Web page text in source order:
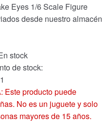
Eyes 1/6 Scale Figure
desde nuestro almacén
stock
de stock:
Este producto puede
No es un juguete y solo
mayores de 15 años.